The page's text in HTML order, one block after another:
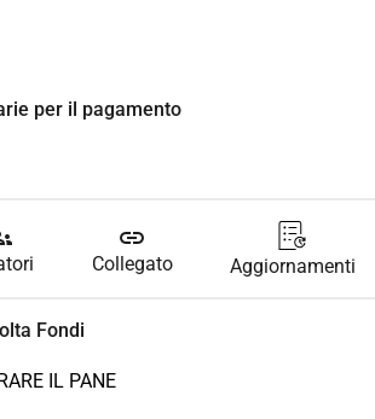
per il pagamento
link
Collegato Aggiornamenti
Fondi
IL PANE